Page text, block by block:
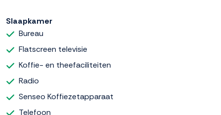
Slaapkamer
Bureau
Flatscreen televisie
Koffie- en theefaciliteiten
Radio
Senseo Koffiezetapparaat
Telefoon